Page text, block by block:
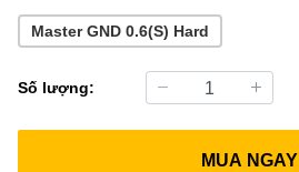
Master GND 0.6(S) Hard
Số lượng:
MUA NGAY